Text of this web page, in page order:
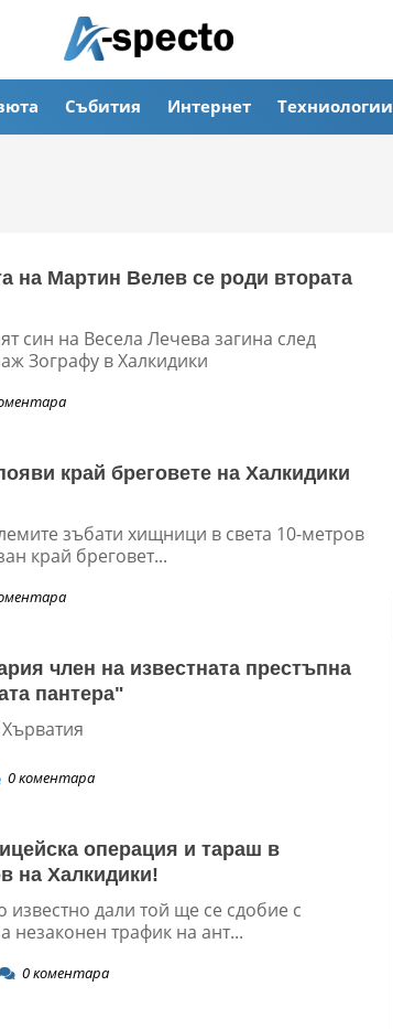
Събития Интернет Техниологии
на Мартин Велев се роди втората
син на Весела Лечева загина след
Зографу в Халкидики
край бреговете на Халкидики
зъбати хищници в света 10-метров
край бреговет...
член на известната престъпна
пантера"
0коментара
операция и тараш в
на Халкидики!
известно дали той ще се сдобие с
незаконен трафик на ант...
0коментара